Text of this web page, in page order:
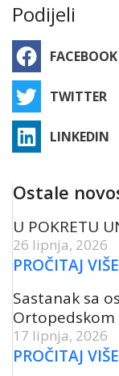
Podijeli
FACEBOOK
TWITTER
LINKEDIN
Ostale
U POKRETU
26 lipnja, 2026
PROČITAJ
Sastanak sa
17 lipnja, 2026
PROČITAJ